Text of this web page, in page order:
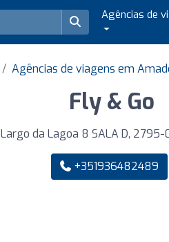
Agências de
Agências de viagens em
Fly & Go
Largo da Lagoa 8 SALA D,
+351936482489